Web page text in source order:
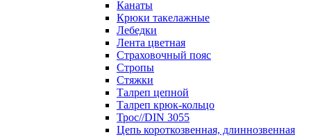
Канаты
Крюки такелажные
Лебедки
Лента цветная
Страховочный пояс
Стропы
Стяжки
Талреп цепной
Талреп крюк-кольцо
Трос//DIN 3055
Цепь короткозвенная, длиннозвенная